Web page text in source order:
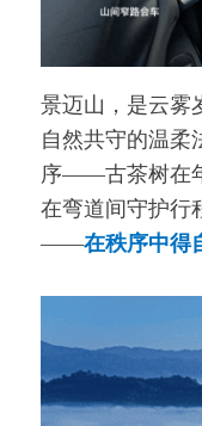
景迈山，是云雾
自然共守的温柔
序——古茶树在
在弯道间守护行
——在秩序中得